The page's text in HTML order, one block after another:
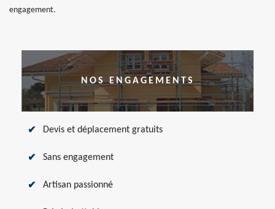
engagement.
NOS ENGAGEMENTS
Devis et déplacement gratuits
Sans engagement
Artisan passionné